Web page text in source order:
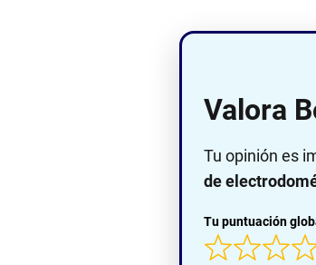
Valora
Tu opinión es
de
Tu puntuación